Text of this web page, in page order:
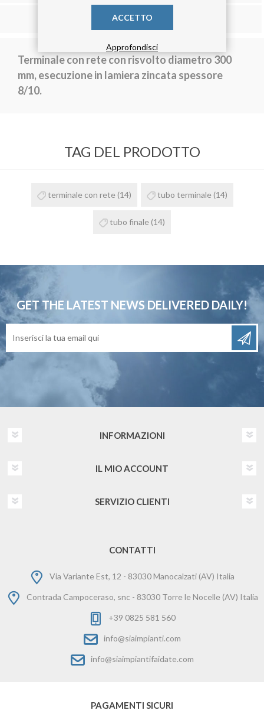
CONTATTACI
Terminale con rete con risvolto diametro 300
mm, esecuzione in lamiera zincata spessore
8/10.
TAG DEL PRODOTTO
terminale con rete (14) tubo terminale (14)
tubo finale (14)
GET THE LATEST NEWS DELIVERED DAILY!
INFORMAZIONI
IL MIO ACCOUNT
SERVIZIO CLIENTI
CONTATTI
Via Variante Est, 12 - 83030 Manocalzati (AV) Italia
Contrada Campoceraso, snc - 83030 Torre le Nocelle (AV) Italia
+39 0825 581 560
info@siaimpianti.com
info@siaimpiantifaidate.com
PAGAMENTI SICURI
ACCETTO
Approfondisci